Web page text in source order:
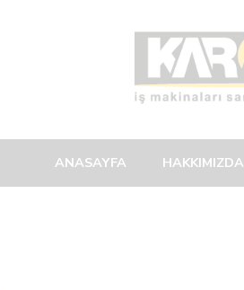
ANASAYFA HAKKIMIZDA